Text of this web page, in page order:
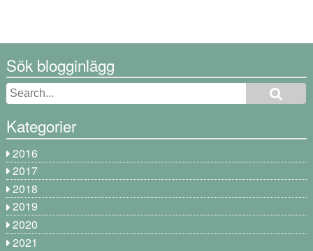
Sök blogginlägg
Kategorier
2016
2017
2018
2019
2020
2021